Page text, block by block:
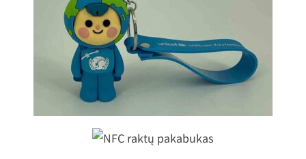
3D guminiai PVC raktų pakabukai